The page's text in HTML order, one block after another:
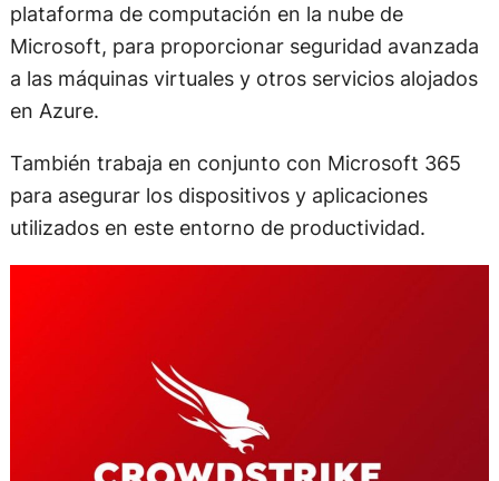
plataforma de computación en la nube de
Microsoft, para proporcionar seguridad avanzada
a las máquinas virtuales y otros servicios alojados
en Azure.
También trabaja en conjunto con Microsoft 365
para asegurar los dispositivos y aplicaciones
utilizados en este entorno de productividad.